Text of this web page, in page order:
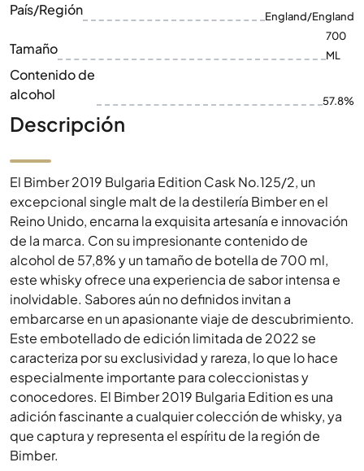
País/Región England/England
Tamaño
700
ML
Contenido de
alcohol
57.8%
Descripción
El Bimber 2019 Bulgaria Edition Cask No.125/2, un
excepcional single malt de la destilería Bimber en el
Reino Unido, encarna la exquisita artesanía e innovación
de la marca. Con su impresionante contenido de
alcohol de 57,8% y un tamaño de botella de 700 ml,
este whisky ofrece una experiencia de sabor intensa e
inolvidable. Sabores aún no definidos invitan a
embarcarse en un apasionante viaje de descubrimiento.
Este embotellado de edición limitada de 2022 se
caracteriza por su exclusividad y rareza, lo que lo hace
especialmente importante para coleccionistas y
conocedores. El Bimber 2019 Bulgaria Edition es una
adición fascinante a cualquier colección de whisky, ya
que captura y representa el espíritu de la región de
Bimber.